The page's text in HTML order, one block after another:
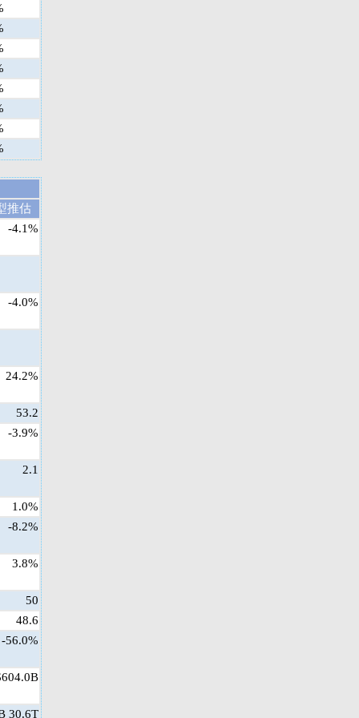
推估
-4.1%
-4.0%
24.2%
53.2
-3.9%
2.1
1.0%
-8.2%
3.8%
50
48.6
-56.0%
30.6T